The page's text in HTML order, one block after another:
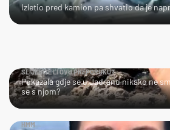
Izletio pred kamion pa shvatio da je
SLIJEDITE LI OVU PREPORUKU?
Pokazala gdje se u Jadranu nikako ne
se s njom?
HMM…